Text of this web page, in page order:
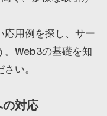
用例を探し、サー
。Web3の基礎を知
い。
対応